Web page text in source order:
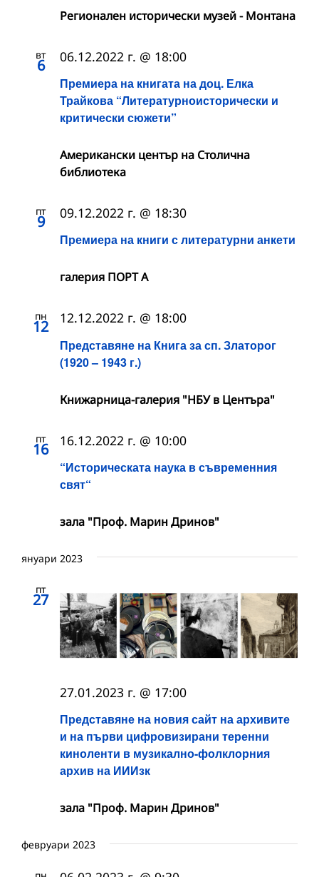
Регионален исторически музей - Монтана
вт
6
Премиера на книгата на доц. Елка
Трайкова “Литературноисторически и
критически сюжети”
06.12.2022 г. @ 18:00
Американски център на Столична
библиотека
пт
9
Премиера на книги с литературни анкети
09.12.2022 г. @ 18:30
галерия ПОРТ А
пн
12
Представяне на Книга за сп. Златорог
(1920 – 1943 г.)
12.12.2022 г. @ 18:00
Книжарница-галерия "НБУ в Центъра"
пт
16
“Историческата наука в съвременния
свят“
16.12.2022 г. @ 10:00
зала "Проф. Марин Дринов"
януари 2023
пт
27
Представяне на новия сайт на архивите
и на първи цифровизирани теренни
киноленти в музикално-фолклорния
архив на ИИИзк
27.01.2023 г. @ 17:00
зала "Проф. Марин Дринов"
февруари 2023